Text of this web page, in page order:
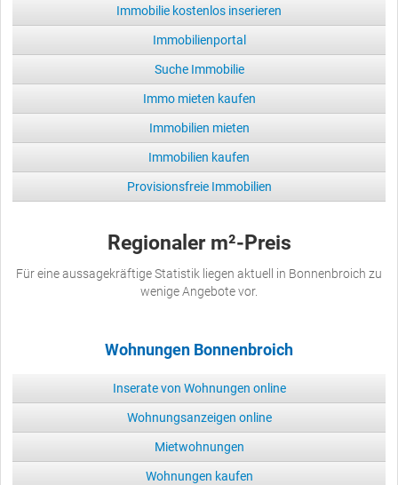
Immobilie kostenlos inserieren
Immobilienportal
Suche Immobilie
Immo mieten kaufen
Immobilien mieten
Immobilien kaufen
Provisionsfreie Immobilien
Regionaler m²-Preis
Für eine aussagekräftige Statistik liegen aktuell in Bonnenbroich zu
wenige Angebote vor.
Wohnungen Bonnenbroich
Inserate von Wohnungen online
Wohnungsanzeigen online
Mietwohnungen
Wohnungen kaufen